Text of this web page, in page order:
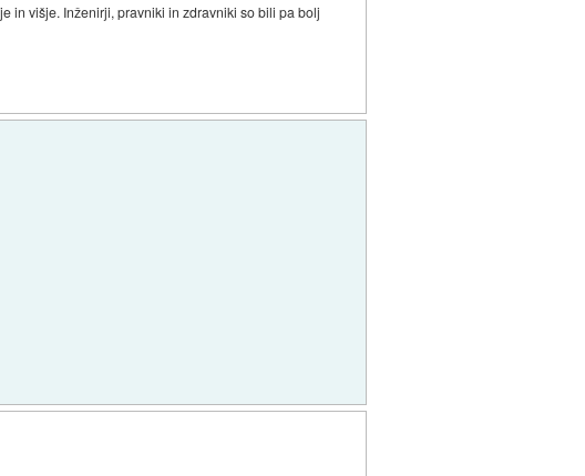
in višje. Inženirji, pravniki in zdravniki so bili pa bolj